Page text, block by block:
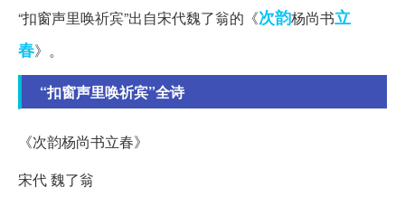
“扣窗声里唤祈宾”出自宋代魏了翁的《次韵杨尚书立
春》。
“扣窗声里唤祈宾”全诗
《次韵杨尚书立春》
宋代 魏了翁